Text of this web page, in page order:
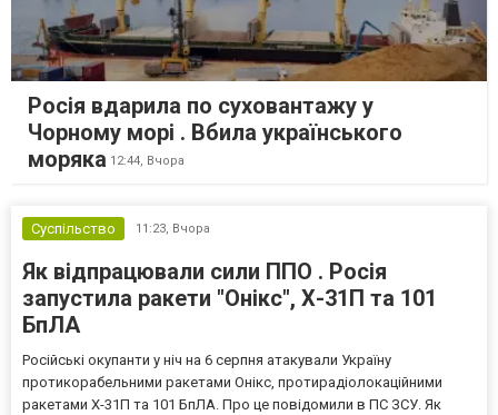
Росія вдарила по суховантажу у
Чорному морі . Вбила українського
моряка 12:44, Вчора
Суспільство 11:23, Вчора
Як відпрацювали сили ППО . Росія
запустила ракети "Онікс", Х-31П та 101
БпЛА
Російські окупанти у ніч на 6 серпня атакували Україну
протикорабельними ракетами Онікс, протирадіолокаційними
ракетами Х-31П та 101 БпЛА. Про це повідомили в ПС ЗСУ. Як